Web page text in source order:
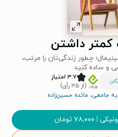
داشتن
چطور زندگی‌تان را مرتب،
و ساده کنید
۳.۷ امتیاز
(از ۳۵ رأی)
جامعی، مائده حسین‌زاده
| ۷۸,۰۰۰ تومان